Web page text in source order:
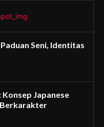
Seni, Identitas
Japanese
Berkarakter